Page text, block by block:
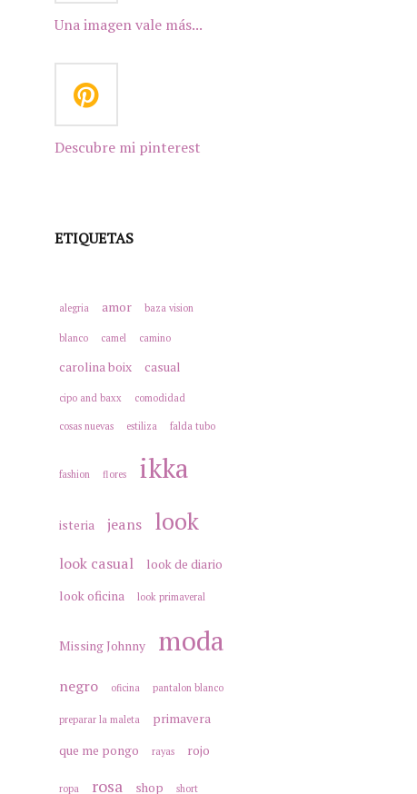
Una imagen vale más...
Descubre mi pinterest
ETIQUETAS
alegria amor baza vision
blanco camel camino
carolina boix casual
cipo and baxx comodidad
cosas nuevas estiliza falda tubo
fashion flores ikka
isteria jeans look
look casual
look de diario
look oficina
look primaveral
Missing Johnny moda
negro oficina pantalon blanco
preparar la maleta
primavera
que me pongo
rayas rojo
ropa rosa shop short